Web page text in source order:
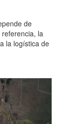
de
la
la logística de